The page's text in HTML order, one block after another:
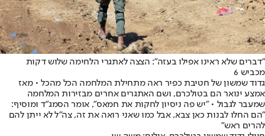
"דברים שלא ראינו אפילו בעזה": הצצה לאתגרי הלחימה שלוש דקות
מכביש 6
גדוד שמשון של חטיבת כפיר ראה מתחילת המלחמה הכל מהכל • מאז
אמצע ינואר הם בטולכרם, ושם האתגרים אחרים מבזירות המלחמה
שמעבר לגבול • "יש פה ניסיון לחקות את חמאס", אומר הסמג"ד ומוסיף:
"הם החלו לבנות כאן צבא, אבל כמו שאני רואה את זה, צה"ל לא ייתן להם
להרים ראש"